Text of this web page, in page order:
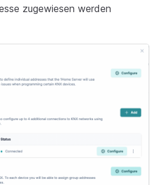
zugewiesen werden